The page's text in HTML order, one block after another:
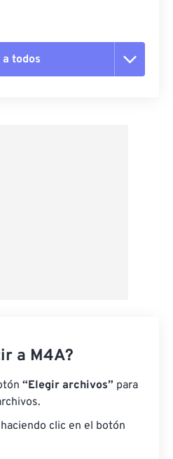
todos
a M4A?
“Elegir archivos” para
clic en el botón